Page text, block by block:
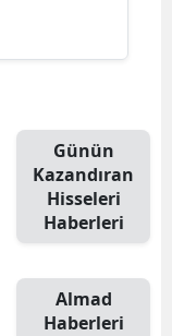
Günün
Kazandıran
Hisseleri
Haberleri
Almad
Haberleri